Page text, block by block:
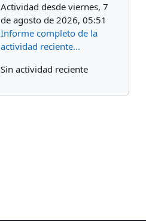
Actividad desde viernes, 7
de agosto de 2026, 05:51
Informe completo de la
actividad reciente...
Sin actividad reciente